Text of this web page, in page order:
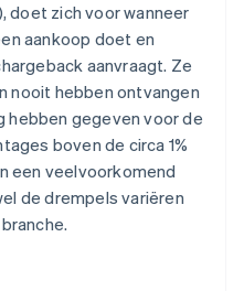
zich voor wanneer
aankoop doet en
aanvraagt. Ze
nooit hebben ontvangen
gegeven voor de
boven de circa 1%
een veelvoorkomend
de drempels variëren